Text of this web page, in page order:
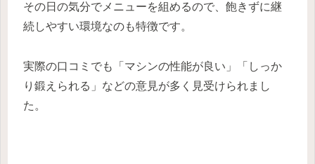
その日の気分でメニューを組めるので、飽きずに継
続しやすい環境なのも特徴です。
実際の口コミでも「マシンの性能が良い」「しっか
り鍛えられる」などの意見が多く見受けられまし
た。